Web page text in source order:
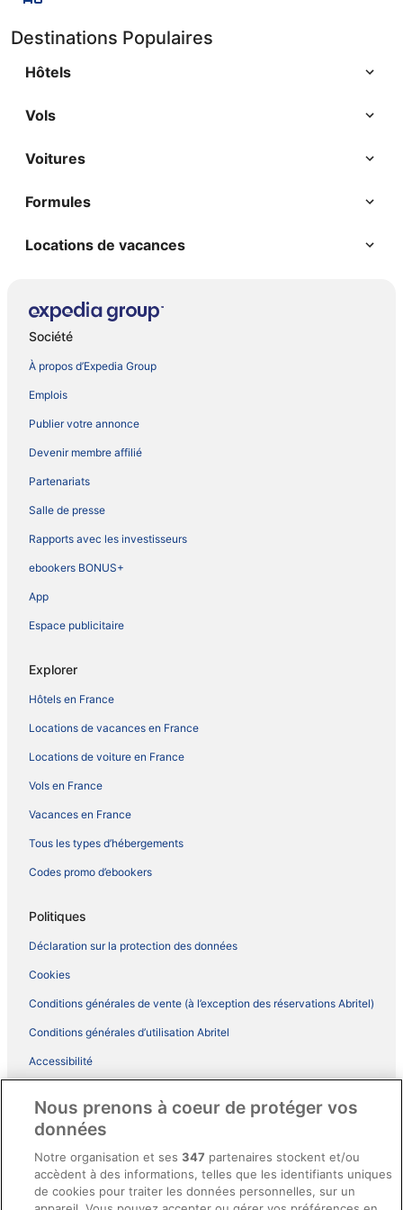
time before we could get a room, this can happen,
situation would have been appreciated."
Destinations Populaires
Hôtels
Vols
Voitures
Formules
Locations de vacances
Société
À propos d’Expedia Group
Emplois
Publier votre annonce
Devenir membre affilié
Partenariats
Salle de presse
Rapports avec les investisseurs
ebookers BONUS+
App
Espace publicitaire
Explorer
Hôtels en France
Locations de vacances en France
Locations de voiture en France
Vols en France
Vacances en France
Tous les types d’hébergements
Codes promo d’ebookers
Politiques
Déclaration sur la protection des données
Cookies
Conditions générales de vente (à l’exception des réservations Abritel)
Conditions générales d’utilisation Abritel
Accessibilité
Conditions générales du programme BONUS+ d’ebookers
Directives de contenu et signalement de contenus
Nous prenons à coeur de protéger vos
données
Notre organisation et ses347 partenaires stockent et/ou
accèdent à des informations, telles que les identifiants uniques
de cookies pour traiter les données personnelles, sur un